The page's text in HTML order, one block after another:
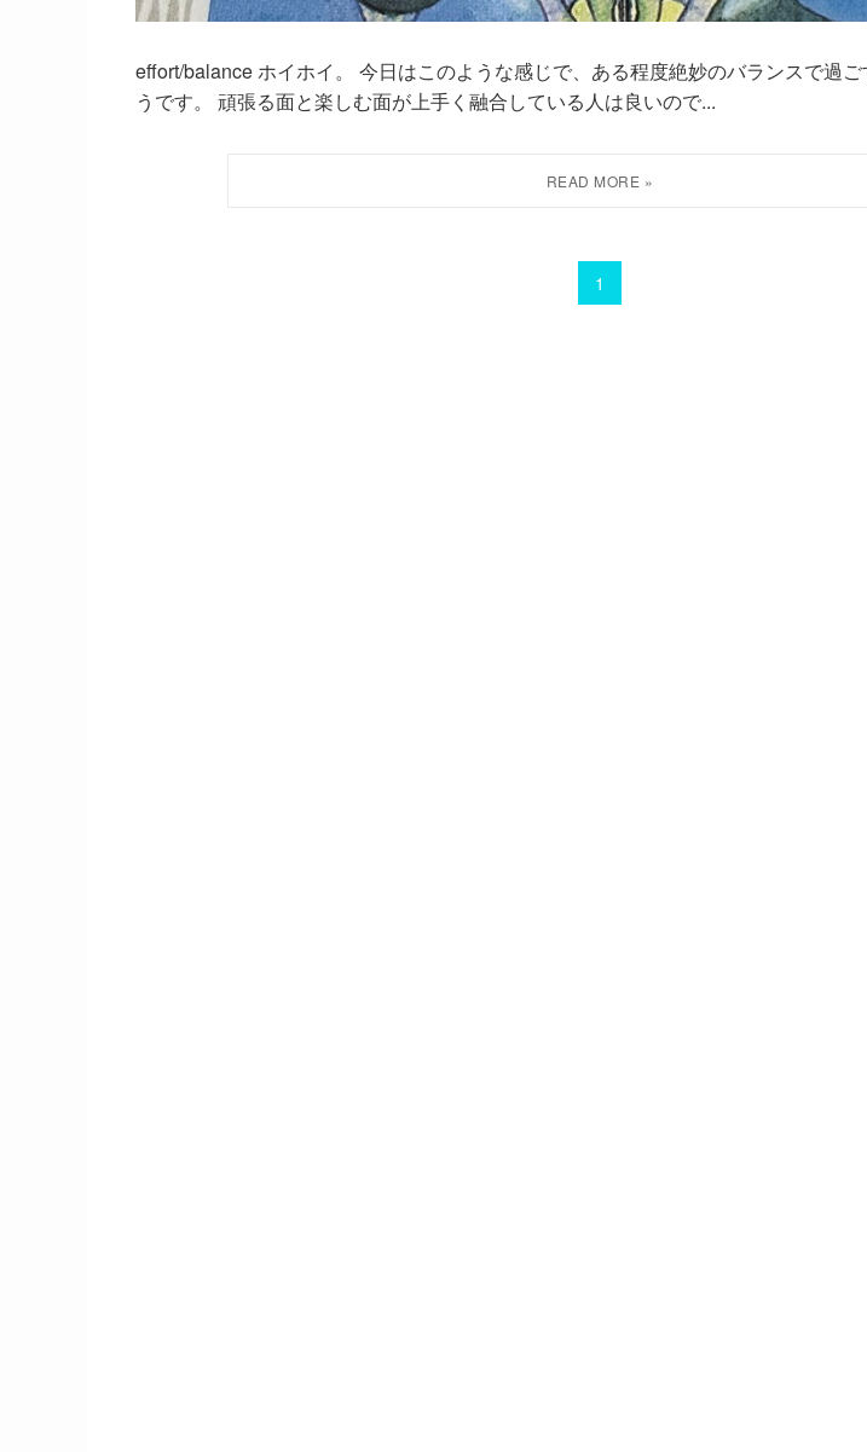
effort/balance ホイホイ。 今日はこのような感じで、ある程度絶妙のバランスで過
うです。 頑張る面と楽しむ面が上手く融合している人は良いので...
1